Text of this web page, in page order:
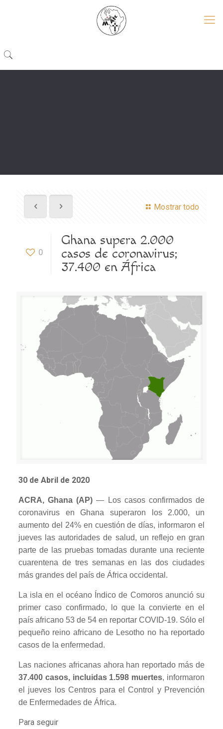
Mostrar todo
0
Ghana supera 2.000
casos de coronavirus;
37.400 en África
30 de Abril de 2020
ACRA, Ghana (AP) — Los casos confirmados de
coronavirus en Ghana superaron los 2.000, un
aumento del 24% en cuestión de días, informaron el
jueves las autoridades de salud, un reflejo en gran
parte de las pruebas tomadas durante una reciente
cuarentena de tres semanas en las dos ciudades
más grandes del país de África occidental.
La isla en el océano Índico de Comoros anunció su
primer caso confirmado, lo que la convierte en el
país africano 53 de 54 en reportar COVID-19. Sólo el
pequeño reino africano de Lesotho no ha reportado
casos de la enfermedad.
Las naciones africanas ahora han reportado más de
37.400 casos, incluidas 1.598 muertes, informaron
el jueves los Centros para el Control y Prevención
de Enfermedades de África.
Para seguir